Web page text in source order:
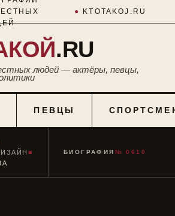
● KTOTAKOJ.RU
.RU
людей — актёры, певцы,
ПЕВЦЫ
■
БИОГРАФИЯ № 0610